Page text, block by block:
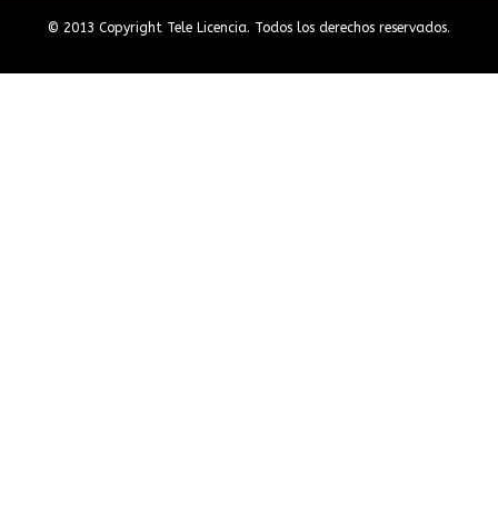
© 2013 Copyright Tele Licencia. Todos los derechos reservados.